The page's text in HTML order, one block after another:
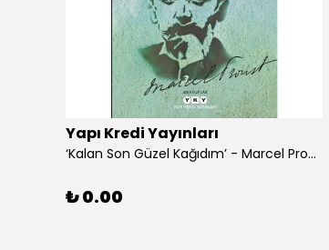
Yapı Kredi Yayınları
‘Kalan Son Güzel Kağıdım’ - Marcel Proust
₺ 0.00